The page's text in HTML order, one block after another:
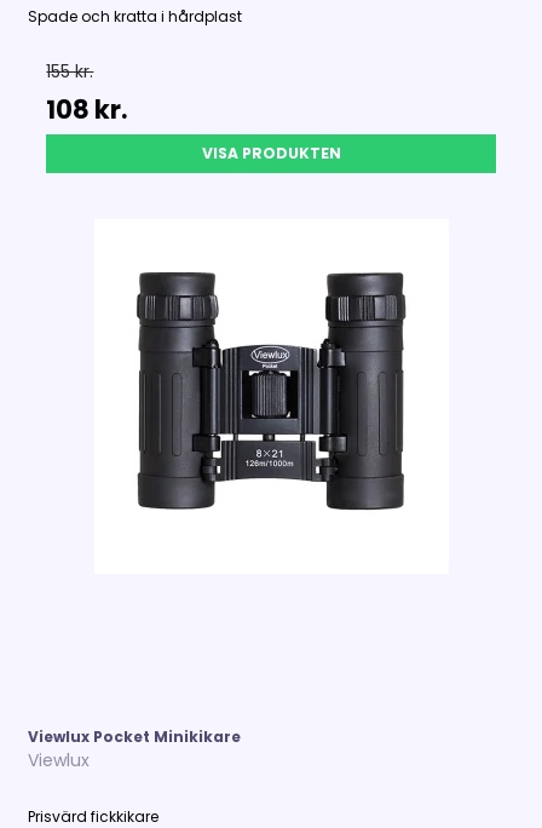
Spade och kratta i hårdplast
155 kr.
108 kr.
VISA PRODUKTEN
Viewlux Pocket Minikikare
Viewlux
Prisvärdfickkikare